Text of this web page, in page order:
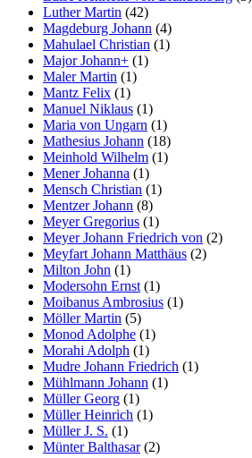
Luther Martin (42)
Magdeburg Johann (4)
Mahulael Christian (1)
Major Johann+ (1)
Maler Martin (1)
Mantz Felix (1)
Manuel Niklaus (1)
Maria von Ungarn (1)
Mathesius Johann (18)
Meinhold Wilhelm (1)
Mener Johanna (1)
Mensch Christian (1)
Mentzer Johann (8)
Meyer Gregorius (1)
Meyer Johann Friedrich von (2)
Meyfart Johann Matthäus (2)
Milton John (1)
Modersohn Ernst (1)
Moibanus Ambrosius (1)
Möller Martin (5)
Monod Adolphe (1)
Morahi Adolph (1)
Mudre Johann Friedrich (1)
Mühlmann Johann (1)
Müller Georg (1)
Müller Heinrich (1)
Müller J. S. (1)
Münter Balthasar(2)